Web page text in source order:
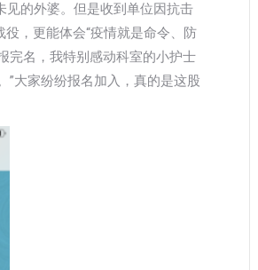
见的外婆。但是收到单位因抗击
，更能体会“疫情就是命令、防
完名，我特别感动科室的小护士
”大家纷纷报名加入，真的是这股